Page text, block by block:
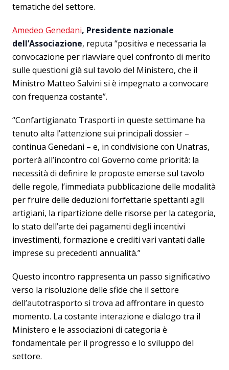
tematiche del settore.
Amedeo Genedani, Presidente nazionale
dell’Associazione, reputa “positiva e necessaria la
convocazione per riavviare quel confronto di merito
sulle questioni già sul tavolo del Ministero, che il
Ministro Matteo Salvini si è impegnato a convocare
con frequenza costante”.
“Confartigianato Trasporti in queste settimane ha
tenuto alta l’attenzione sui principali dossier –
continua Genedani – e, in condivisione con Unatras,
porterà all’incontro col Governo come priorità: la
necessità di definire le proposte emerse sul tavolo
delle regole, l’immediata pubblicazione delle modalità
per fruire delle deduzioni forfettarie spettanti agli
artigiani, la ripartizione delle risorse per la categoria,
lo stato dell’arte dei pagamenti degli incentivi
investimenti, formazione e crediti vari vantati dalle
imprese su precedenti annualità.”
Questo incontro rappresenta un passo significativo
verso la risoluzione delle sfide che il settore
dell’autotrasporto si trova ad affrontare in questo
momento. La costante interazione e dialogo tra il
Ministero e le associazioni di categoria è
fondamentale per il progresso e lo sviluppo del
settore.